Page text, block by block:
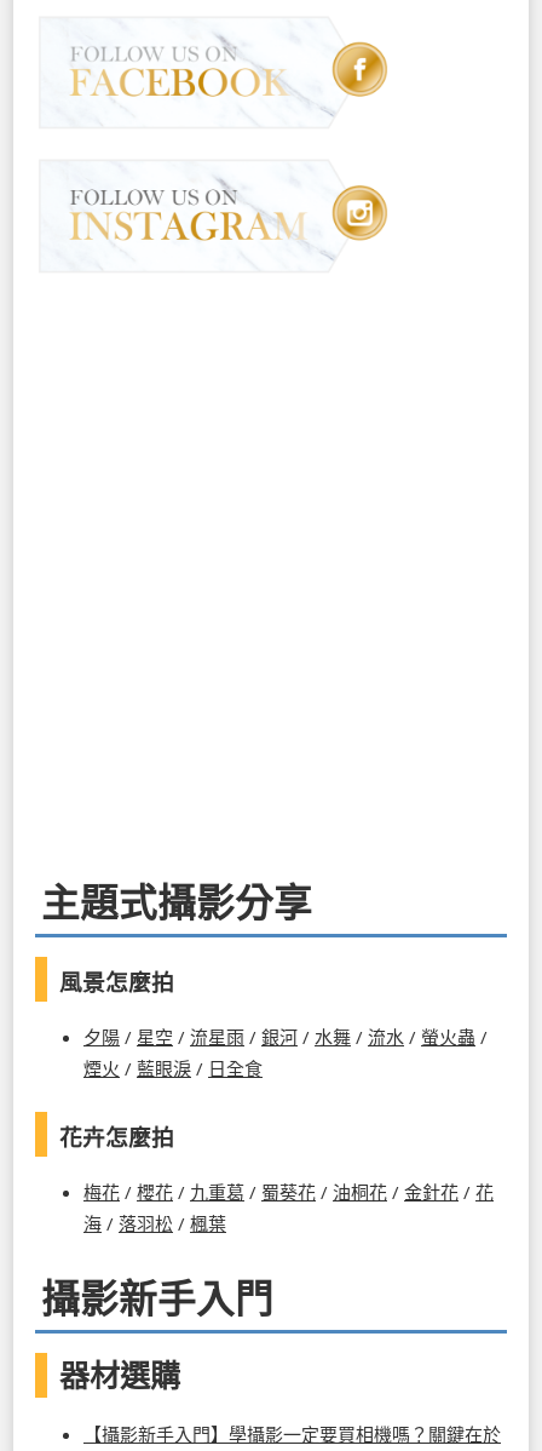
主題式攝影分享
風景怎麼拍
夕陽 / 星空 / 流星雨 / 銀河 / 水舞 / 流水 / 螢火蟲 /
煙火 / 藍眼淚 / 日全食
花卉怎麼拍
梅花 / 櫻花 / 九重葛 / 蜀葵花 / 油桐花 / 金針花 / 花
海 / 落羽松 / 楓葉
攝影新手入門
器材選購
【攝影新手入門】學攝影一定要買相機嗎？關鍵在於